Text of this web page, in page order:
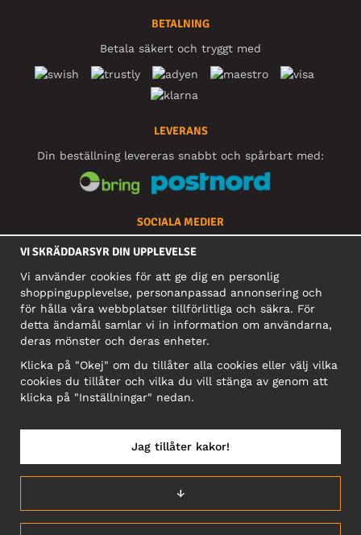
BETALNING
Betala säkert och tryggt med
LEVERANS
Din beställning levereras snabbt och spårbart med:
SOCIALA MEDIER
FÖRETAG
Motley Denim Europe OÜ
Narva mnt 5, EE-10117 Tallinn
Org: 12356245, Momsnummer: SE502090048501
OBS! Skicka inte varureturer till denna adress!
SVERIGE/SVENSKA
VI SKRÄDDARSYR DIN UPPLEVELSE
Vi använder cookies för att ge dig en personlig
shoppingupplevelse, personanpassad annonsering och
för hålla våra webbplatser tillförlitliga och säkra. För
detta ändamål samlar vi in information om användarna,
deras mönster och deras enheter.
Klicka på "Okej" om du tillåter alla cookies eller välj vilka
cookies du tillåter och vilka du vill stänga av genom att
klicka på "Inställningar" nedan.
↓
Jag tillåter kakor!